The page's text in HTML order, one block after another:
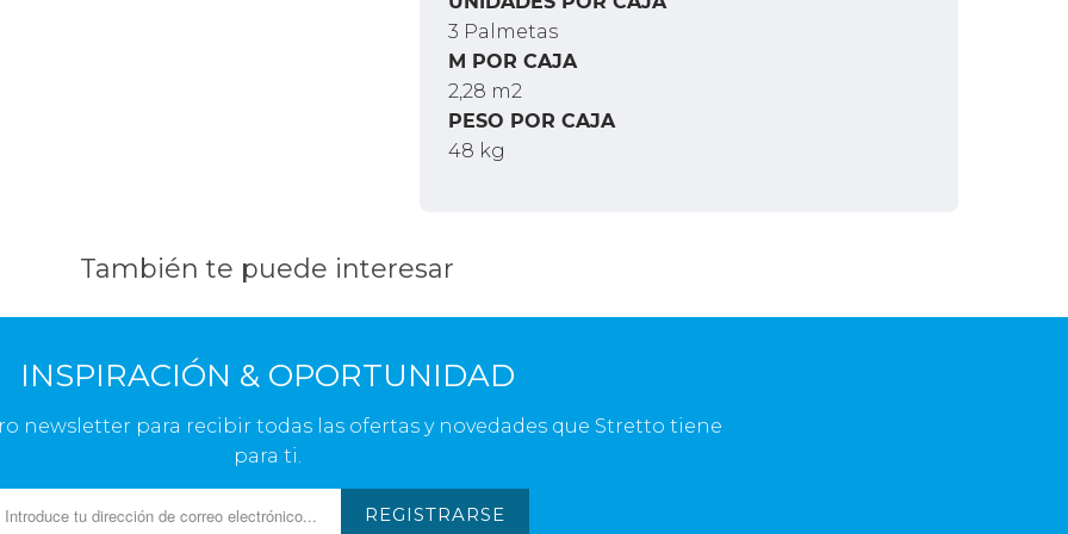
3 Palmetas
M POR CAJA
2,28 m2
PESO POR CAJA
48 kg
También te puede interesar
INSPIRACIÓN & OPORTUNIDAD
newsletter para recibir todas las ofertas y novedades que Stretto tiene
para ti.
REGISTRARSE